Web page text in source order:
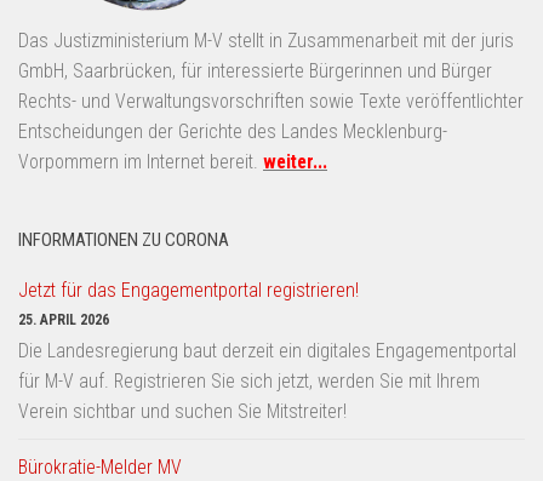
Das Justizministerium M-V stellt in Zusammenarbeit mit der juris
GmbH, Saarbrücken, für interessierte Bürgerinnen und Bürger
Rechts- und Verwaltungsvorschriften sowie Texte veröffentlichter
Entscheidungen der Gerichte des Landes Mecklenburg-
Vorpommern im Internet bereit. weiter...
INFORMATIONEN ZU CORONA
Jetzt für das Engagementportal registrieren!
25. APRIL 2026
Die Landesregierung baut derzeit ein digitales Engagementportal
für M-V auf. Registrieren Sie sich jetzt, werden Sie mit Ihrem
Verein sichtbar und suchen Sie Mitstreiter!
Bürokratie-Melder MV